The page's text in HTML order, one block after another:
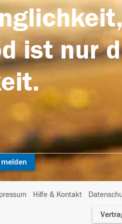
ist nur
Hilfe & Kontakt